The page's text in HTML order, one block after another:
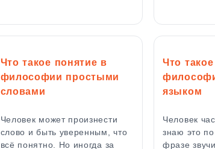
Что такое понятие в
философии простыми
словами
Человек может произнести
слово и быть уверенным, что
всё понятно. Но иногда за
Что
языком
Человек
знаю это
фразе